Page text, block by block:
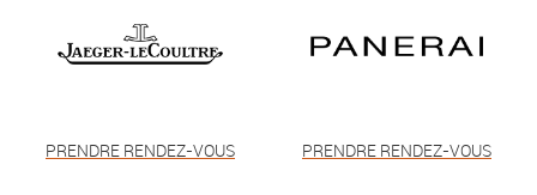
PRENDRE RENDEZ-VOUS PRENDRE RENDEZ-VOUS